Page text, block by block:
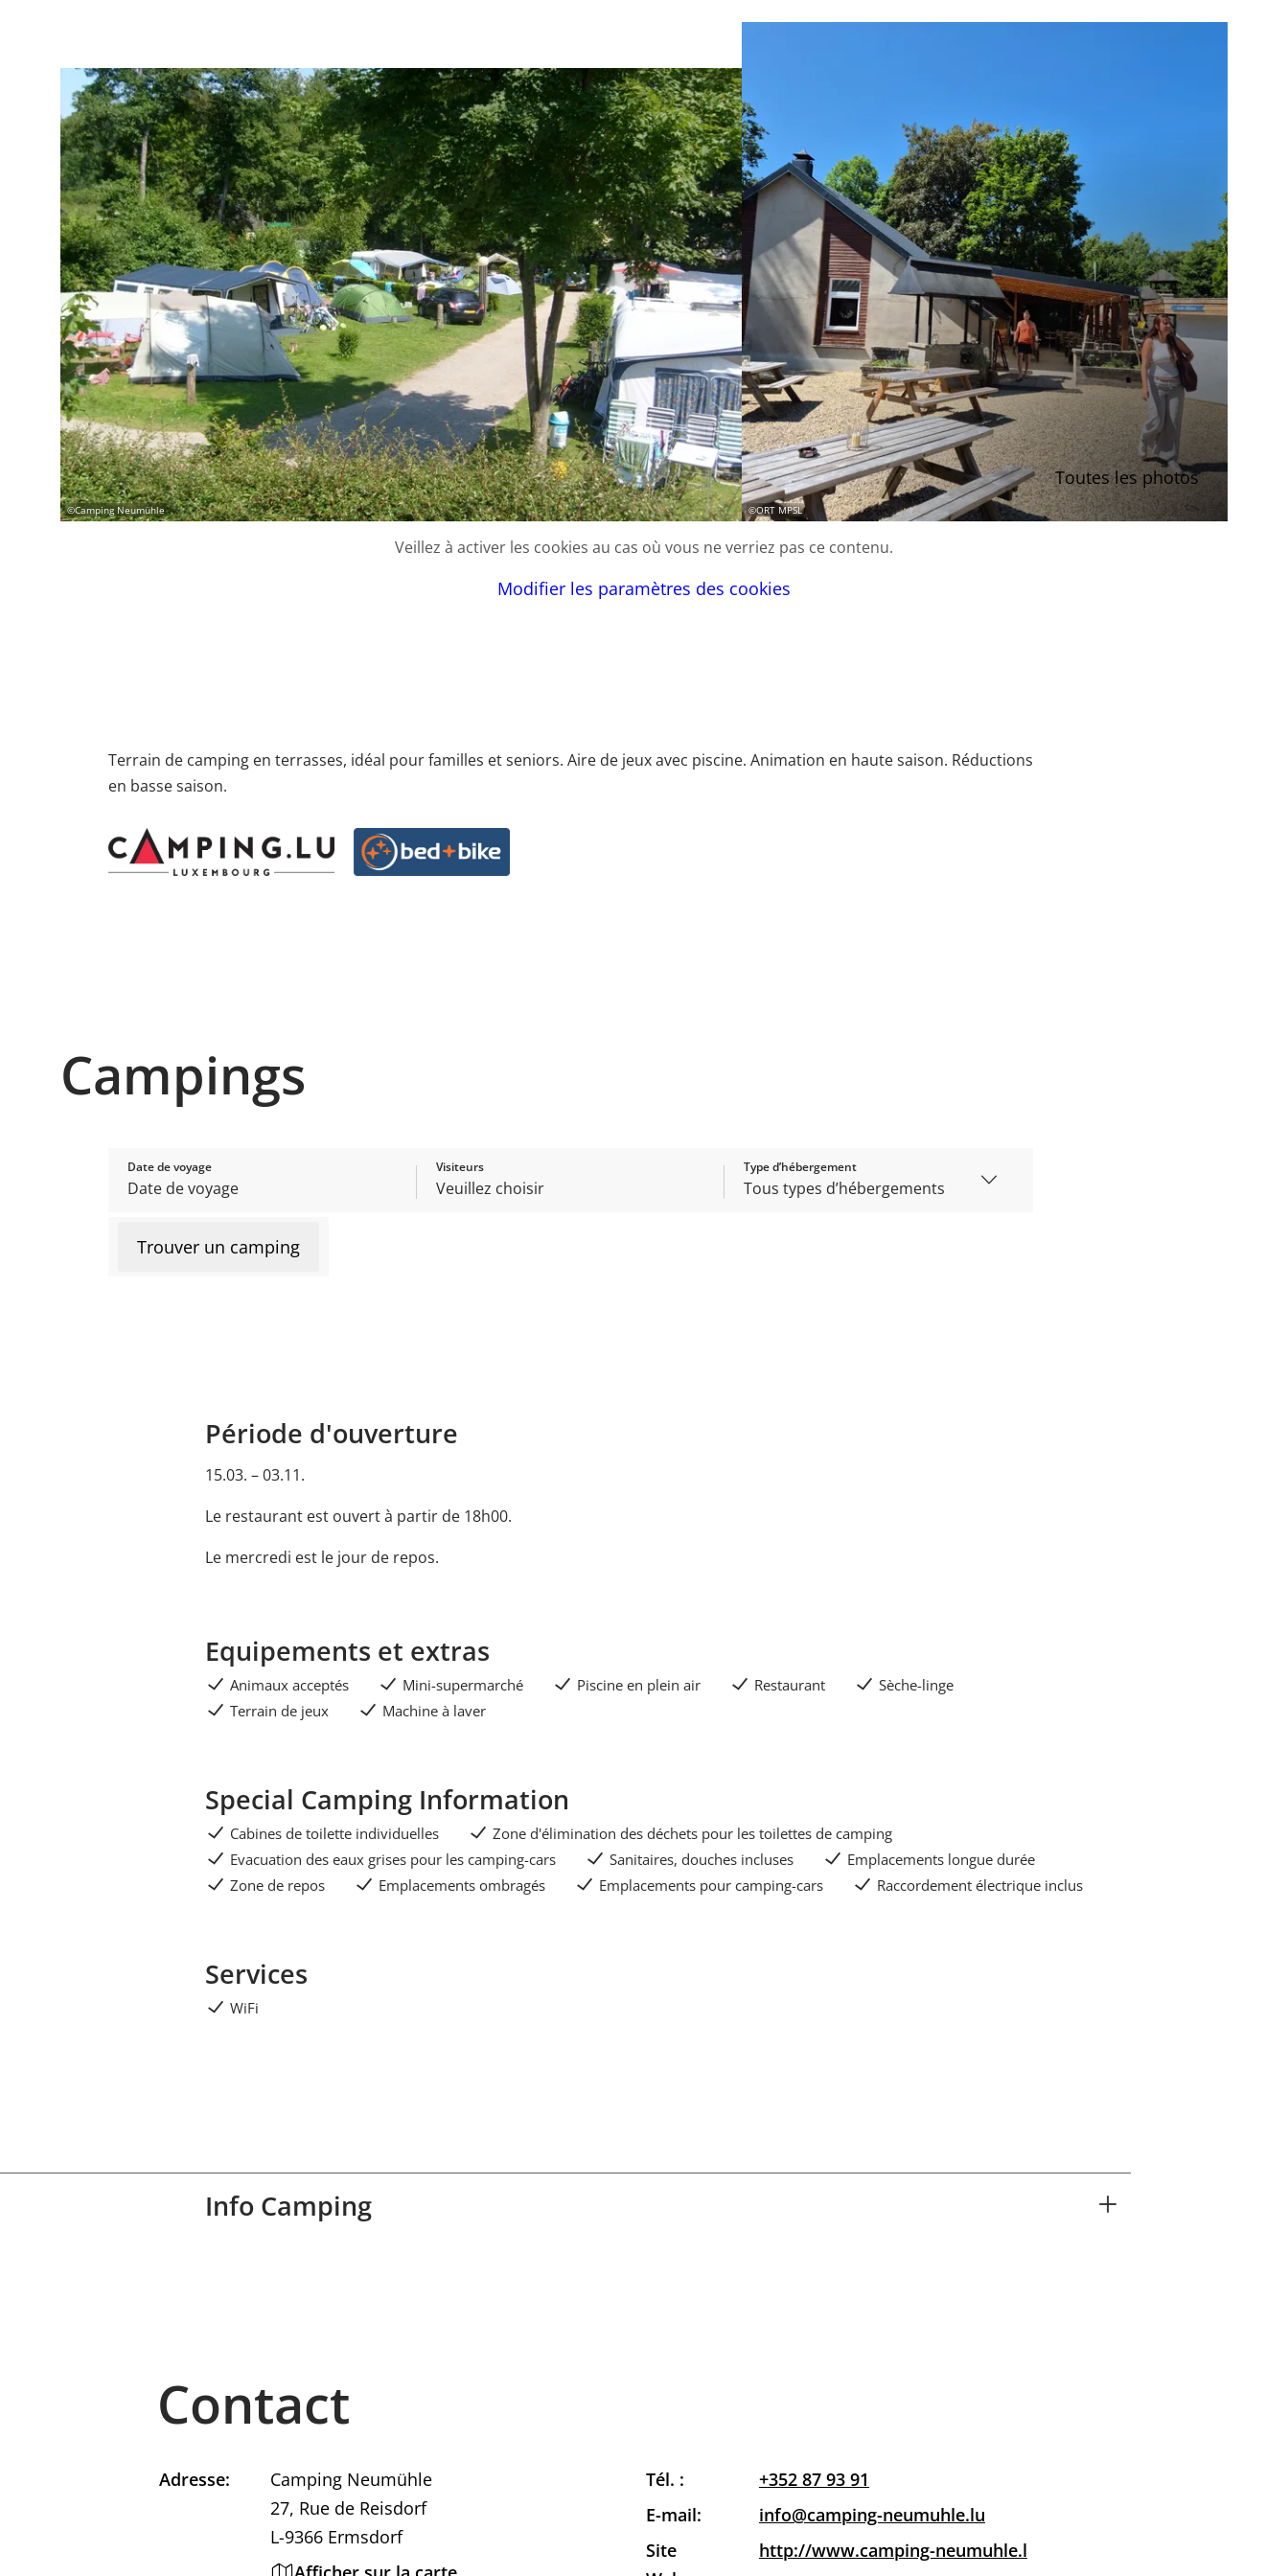
©Camping Neumühle ©ORT MPSL
Toutes les photos
Veillez à activer les cookies au cas où vous ne verriez pas ce contenu.
Modifier les paramètres des cookies
Terrain de camping en terrasses, idéal pour familles et seniors. Aire de jeux avec piscine. Animation en haute saison. Réductions
en basse saison.
Campings
Date de voyage Visiteurs Type d’hébergement
Trouver un camping
Période d'ouverture
15.03. – 03.11.
Le restaurant est ouvert à partir de 18h00.
Le mercredi est le jour de repos.
Equipements et extras
Animaux acceptés Mini-supermarché Piscine en plein air Restaurant
Sèche-linge
Terrain de jeux
Machine à laver
Special Camping Information
Cabines de toilette individuelles
Zone d'élimination des déchets pour les toilettes de camping
Evacuation des eaux grises pour les camping-cars
Sanitaires, douches incluses
Emplacements longue durée
Zone de repos
Emplacements ombragés Emplacements pour camping-cars Raccordement électrique inclus
Services
WiFi
Info Camping
Contact
Adresse:
Camping Neumühle
27, Rue de Reisdorf
L-9366 Ermsdorf
Tél. :
+352 87 93 91
E-mail:
info@camping-neumuhle.lu
Site
http://www.camping-neumuhle.l